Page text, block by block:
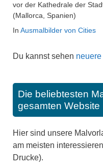
vor der Kathedrale der
(Mallorca, Spanien)
In Ausmalbilder von Cities
Du kannst sehen
Die beliebtesten
gesamten Website
Hier sind unsere
am meisten
Drucke).